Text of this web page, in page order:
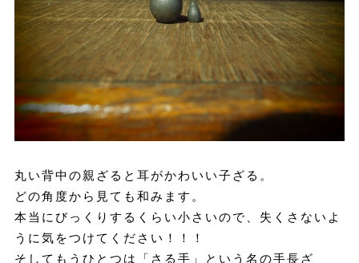
丸い背中の親ざると耳がかわいい子ざる。
どの角度から見ても和みます。
本当にびっくりするくらい小さいので、失くさないよ
うに気をつけてください！！！
そしてもうひとつは「さる手」という名の手長ざ